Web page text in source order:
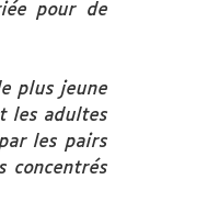
pour de
plus jeune
les adultes
les pairs
concentrés